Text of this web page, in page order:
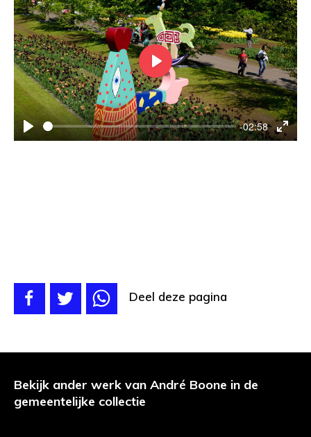
Play
-02:58
Enter
Play
Deel deze pagina
Bekijk ander werk van André Boone in de
gemeentelijke collectie